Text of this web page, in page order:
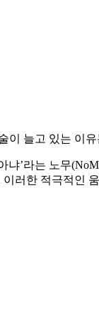
이 늘고 있는 이
냐’라는 노무
러한 적극적인